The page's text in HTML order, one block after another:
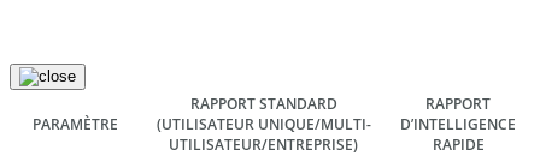
PARAMÈTRE
RAPPORT STANDARD
(UTILISATEUR UNIQUE/MULTI-
UTILISATEUR/ENTREPRISE)
RAPPORT
D’INTELLIGENCE
RAPIDE